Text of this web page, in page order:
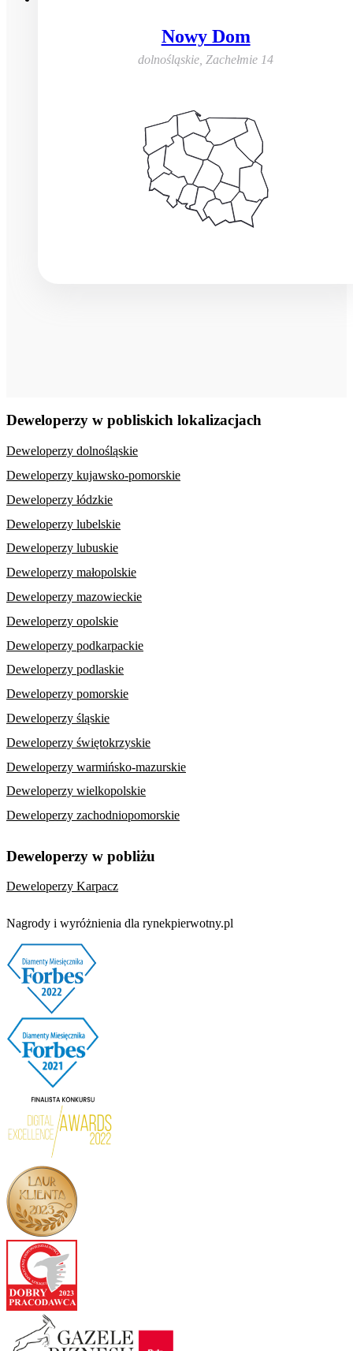
Nowy Dom
dolnośląskie Zachełmie 14
Deweloperzy w pobliskich lokalizacjach
Deweloperzy dolnośląskie
Deweloperzy kujawsko-pomorskie
Deweloperzy łódzkie
Deweloperzy lubelskie
Deweloperzy lubuskie
Deweloperzy małopolskie
Deweloperzy mazowieckie
Deweloperzy opolskie
Deweloperzy podkarpackie
Deweloperzy podlaskie
Deweloperzy pomorskie
Deweloperzy śląskie
Deweloperzy świętokrzyskie
Deweloperzy warmińsko-mazurskie
Deweloperzy wielkopolskie
Deweloperzy zachodniopomorskie
Deweloperzy w pobliżu
Deweloperzy Karpacz
Nagrody i wyróżnienia dla rynekpierwotny.pl